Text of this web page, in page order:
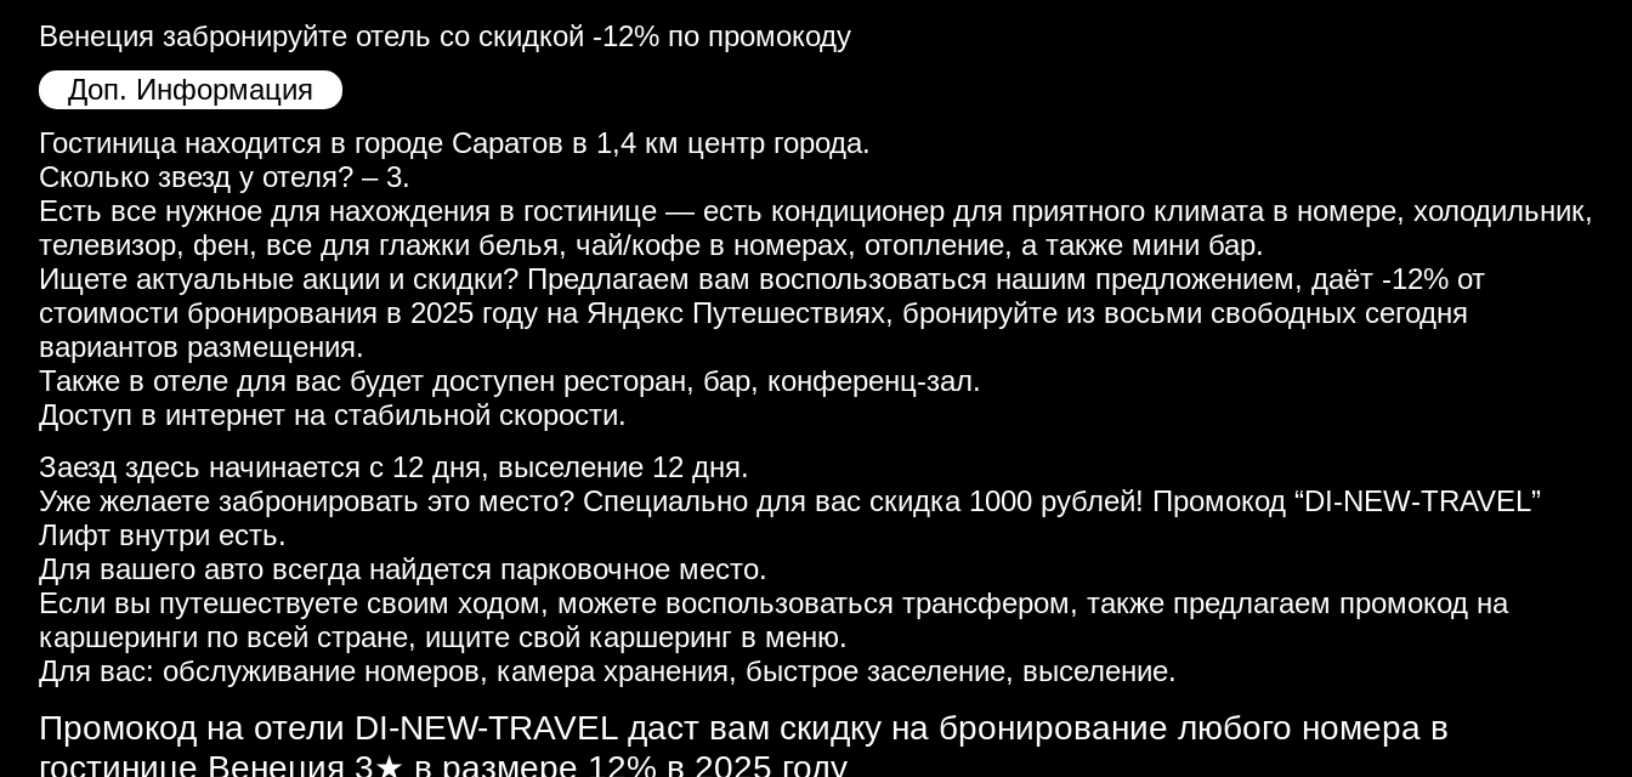
Венеция забронируйте отель со скидкой -12% по промокоду
Доп. Информация
Гостиница находится в городе Саратов в 1,4 км центр города.
Сколько звезд у отеля? – 3.
Есть все нужное для нахождения в гостинице — есть кондиционер для приятного климата в номере, холодильник,
телевизор, фен, все для глажки белья, чай/кофе в номерах, отопление, а также мини бар.
Ищете актуальные акции и скидки? Предлагаем вам воспользоваться нашим предложением, даёт -12% от
стоимости бронирования в 2025 году на Яндекс Путешествиях, бронируйте из восьми свободных сегодня
вариантов размещения.
Также в отеле для вас будет доступен ресторан, бар, конференц-зал.
Доступ в интернет на стабильной скорости.
Заезд здесь начинается с 12 дня, выселение 12 дня.
Уже желаете забронировать это место? Специально для вас скидка 1000 рублей! Промокод “DI-NEW-TRAVEL”
Лифт внутри есть.
Для вашего авто всегда найдется парковочное место.
Если вы путешествуете своим ходом, можете воспользоваться трансфером, также предлагаем промокод на
каршеринги по всей стране, ищите свой каршеринг в меню.
Для вас: обслуживание номеров, камера хранения, быстрое заселение, выселение.
Промокод на отели DI-NEW-TRAVEL даст вам скидку на бронирование любого номера в
гостинице Венеция 3★ в размере 12% в 2025 году